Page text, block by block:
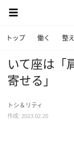
トップ 働く 整
いて座は「
寄せる」
トシ＆リティ
作成: 2023.02.20